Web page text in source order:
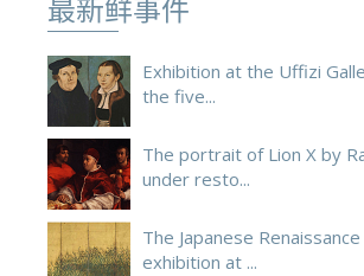
Exhibition at the Uffizi
the five...
The portrait of Lion X by
under resto...
The Japanese Renaissance
exhibition at ...